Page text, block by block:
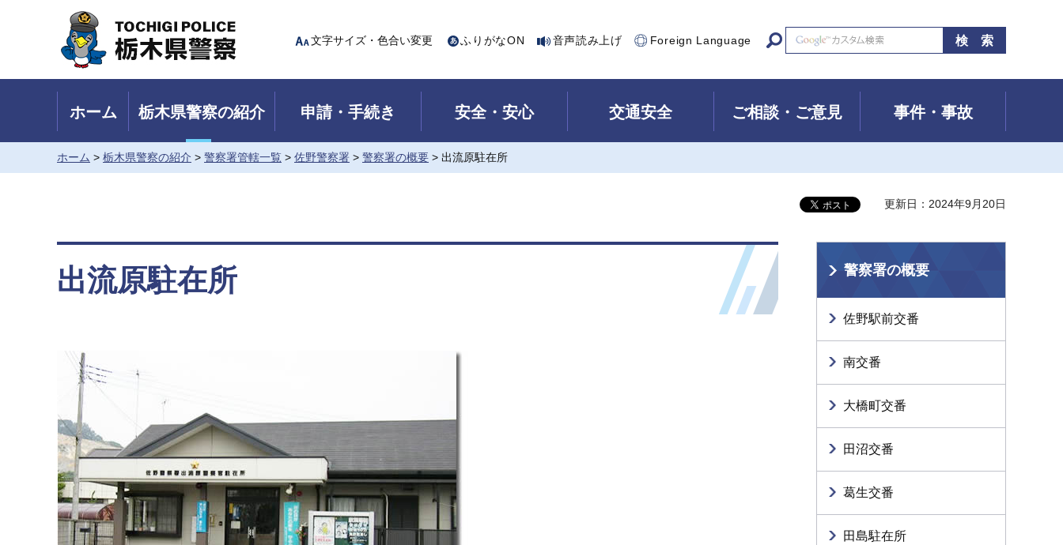
Tochigi Police 栃木県警察
文字サイズ・色合い変更 ふりがなON 音声読み上げ Foreign Language
ホーム 栃木県警察の紹介 申請・手続き 安全・安心 交通安全 ご相談・ご意見 事件・事故
ホーム > 栃木県警察の紹介 > 警察署管轄一覧 > 佐野警察署 > 警察署の概要 > 出流原駐在所
更新日：2024年9月20日
出流原駐在所 警察署の概要
佐野駅前交番
南交番
大橋町交番
田沼交番
葛生交番
田島駐在所